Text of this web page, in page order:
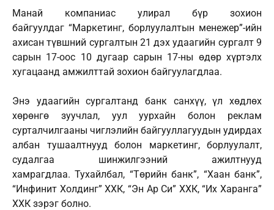
Манай компаниас улирал бүр зохион
байгуулдаг “Маркетинг, борлуулалтын менежер”-ийн
ахисан түвшний сургалтын 21 дэх удаагийн сургалт 9
сарын 17-оос 10 дугаар сарын 17-ны өдөр хүртэлх
хугацаанд амжилттай зохион байгуулагдлаа.
Энэ удаагийн сургалтанд банк санхүү, үл хөдлөх
хөрөнгө зуучлал, уул уурхайн болон реклам
сурталчилгааны чиглэлийн байгууллагуудын удирдах
албан тушаалтнууд болон маркетинг, борлуулалт,
судалгаа шинжилгээний ажилтнууд
хамрагдлаа. Тухайлбал, “Төрийн банк”, “Хаан банк”,
“Инфинит Холдинг” ХХК, “Эн Ар Си” ХХК, “Их Харанга”
ХХК зэрэг болно.